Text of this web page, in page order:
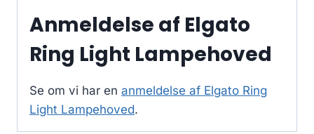
Anmeldelse af Elgato
Ring Light Lampehoved
Se om vi har en anmeldelse af Elgato Ring
Light Lampehoved.